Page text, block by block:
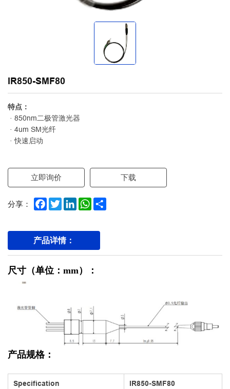
IR850-SMF80
特点：
· 850nm二极管激光器
· 4um SM光纤
· 快速启动
立即询价 下载
分享： Facebook
TwitterLinkedInWhatsApp
产品详情：
尺寸（单位：mm）：
产品规格：
Specification
IR850-SMF80